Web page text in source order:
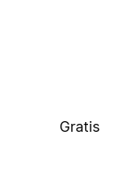
Gratis